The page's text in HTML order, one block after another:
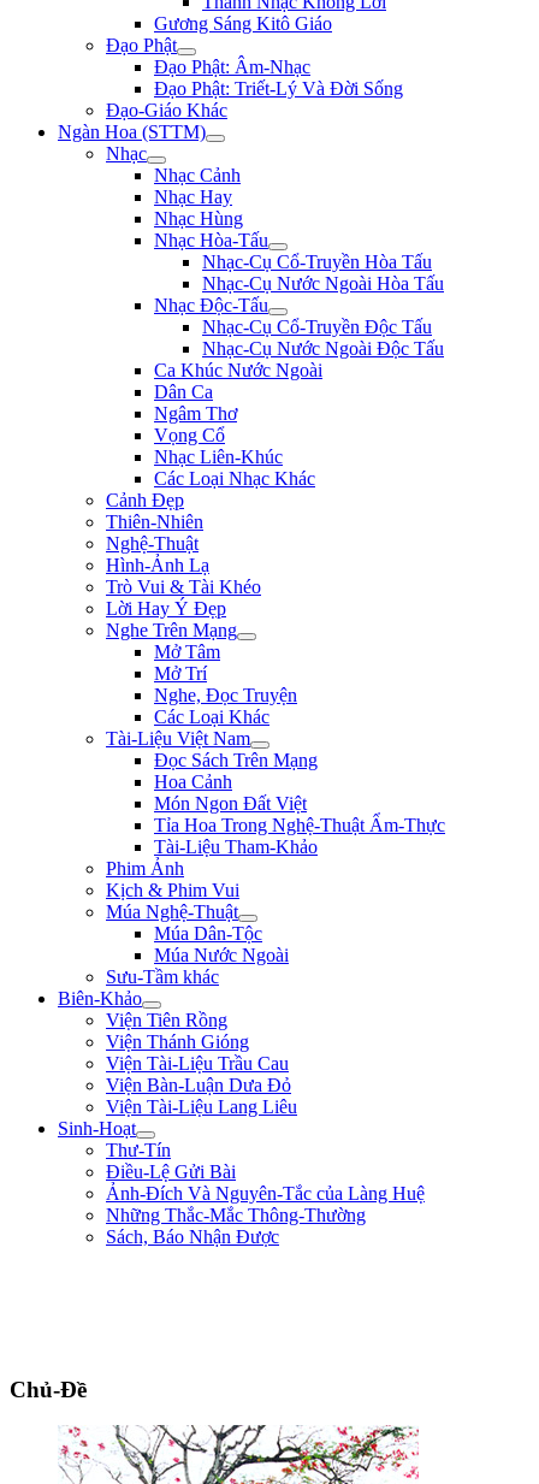
Gương Sáng Kitô Giáo
Đạo Phật
Đạo Phật: Âm-Nhạc
Đạo Phật: Triết-Lý Và Đời Sống
Đạo-Giáo Khác
Ngàn Hoa (STTM)
Nhạc
Nhạc Cảnh
Nhạc Hay
Nhạc Hùng
Nhạc Hòa-Tấu
Nhạc-Cụ Cổ-Truyền Hòa Tấu
Nhạc-Cụ Nước Ngoài Hòa Tấu
Nhạc Độc-Tấu
Nhạc-Cụ Cổ-Truyền Độc Tấu
Nhạc-Cụ Nước Ngoài Độc Tấu
Ca Khúc Nước Ngoài
Dân Ca
Ngâm Thơ
Vọng Cổ
Nhạc Liên-Khúc
Các Loại Nhạc Khác
Cảnh Đẹp
Thiên-Nhiên
Nghệ-Thuật
Hình-Ảnh Lạ
Trò Vui & Tài Khéo
Lời Hay Ý Đẹp
Nghe Trên Mạng
Mở Tâm
Mở Trí
Nghe, Đọc Truyện
Các Loại Khác
Tài-Liệu Việt Nam
Đọc Sách Trên Mạng
Hoa Cảnh
Món Ngon Đất Việt
Tỉa Hoa Trong Nghệ-Thuật Ẩm-Thực
Tài-Liệu Tham-Khảo
Phim Ảnh
Kịch & Phim Vui
Múa Nghệ-Thuật
Múa Dân-Tộc
Múa Nước Ngoài
Sưu-Tầm khác
Biên-Khảo
Viện Tiên Rồng
Viện Thánh Gióng
Viện Tài-Liệu Trầu Cau
Viện Bàn-Luận Dưa Đỏ
Viện Tài-Liệu Lang Liêu
Sinh-Hoạt
Thư-Tín
Điều-Lệ Gửi Bài
Ảnh-Đích Và Nguyên-Tắc của Làng Huệ
Những Thắc-Mắc Thông-Thường
Sách, Báo Nhận Được
Chủ-Đề